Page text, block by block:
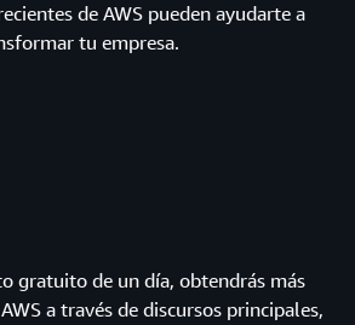
de AWS pueden ayudarte a
tu empresa.
gratuito de un día, obtendrás más
a través de discursos principales,